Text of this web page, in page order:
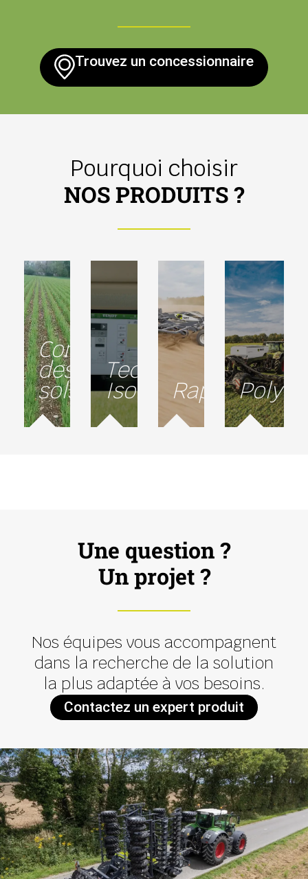
Trouvez un concessionnaire
Pourquoi choisir
NOS PRODUITS ?
Conservation
des
sols
Technologie
IsobusRapidité
Une question ?
Un projet ?
Nos équipes vous accompagnent
dans la recherche de la solution
la plus adaptée à vos besoins.
Contactez un expert produit